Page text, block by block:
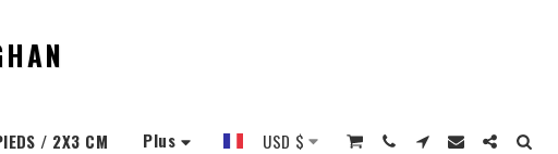
/ 2X3 CM Plus USD $